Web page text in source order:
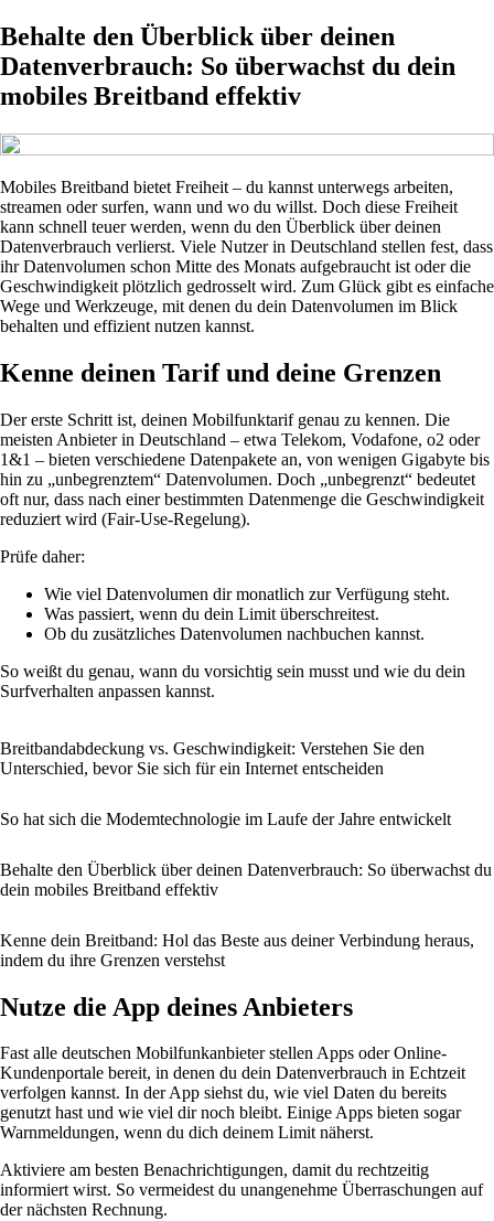
Behalte den Überblick über deinen
Datenverbrauch: So überwachst du dein
mobiles Breitband effektiv
Mobiles Breitband bietet Freiheit – du kannst unterwegs arbeiten,
streamen oder surfen, wann und wo du willst. Doch diese Freiheit
kann schnell teuer werden, wenn du den Überblick über deinen
Datenverbrauch verlierst. Viele Nutzer in Deutschland stellen fest, dass
ihr Datenvolumen schon Mitte des Monats aufgebraucht ist oder die
Geschwindigkeit plötzlich gedrosselt wird. Zum Glück gibt es einfache
Wege und Werkzeuge, mit denen du dein Datenvolumen im Blick
behalten und effizient nutzen kannst.
Kenne deinen Tarif und deine Grenzen
Der erste Schritt ist, deinen Mobilfunktarif genau zu kennen. Die
meisten Anbieter in Deutschland – etwa Telekom, Vodafone, o2 oder
1&1 – bieten verschiedene Datenpakete an, von wenigen Gigabyte bis
hin zu „unbegrenztem“ Datenvolumen. Doch „unbegrenzt“ bedeutet
oft nur, dass nach einer bestimmten Datenmenge die Geschwindigkeit
reduziert wird (Fair-Use-Regelung).
Prüfe daher:
Wie viel Datenvolumen dir monatlich zur Verfügung steht.
Was passiert, wenn du dein Limit überschreitest.
Ob du zusätzliches Datenvolumen nachbuchen kannst.
So weißt du genau, wann du vorsichtig sein musst und wie du dein
Surfverhalten anpassen kannst.
Breitbandabdeckung vs. Geschwindigkeit: Verstehen Sie den
Unterschied, bevor Sie sich für ein Internet entscheiden
So hat sich die Modemtechnologie im Laufe der Jahre entwickelt
Behalte den Überblick über deinen Datenverbrauch: So überwachst du
dein mobiles Breitband effektiv
Kenne dein Breitband: Hol das Beste aus deiner Verbindung heraus,
indem du ihre Grenzen verstehst
Nutze die App deines Anbieters
Fast alle deutschen Mobilfunkanbieter stellen Apps oder Online-
Kundenportale bereit, in denen du dein Datenverbrauch in Echtzeit
verfolgen kannst. In der App siehst du, wie viel Daten du bereits
genutzt hast und wie viel dir noch bleibt. Einige Apps bieten sogar
Warnmeldungen, wenn du dich deinem Limit näherst.
Aktiviere am besten Benachrichtigungen, damit du rechtzeitig
informiert wirst. So vermeidest du unangenehme Überraschungen auf
der nächsten Rechnung.